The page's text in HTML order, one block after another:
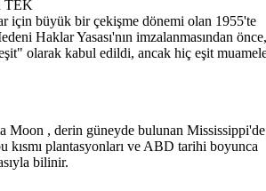
TEK
için büyük bir çekişme dönemi olan 1955'te
Haklar Yasası'nın imzalanmasından önce,
olarak kabul edildi, ancak hiç eşit
Moon , derin güneyde bulunan Mississippi'de
kısmı plantasyonları ve ABD tarihi boyunca
bilinir.